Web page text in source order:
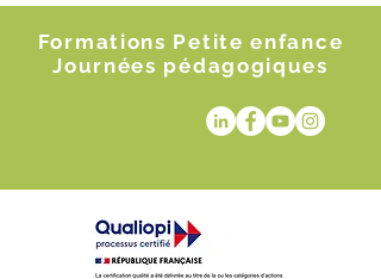
Formations Petite enfance
Journées pédagogiques